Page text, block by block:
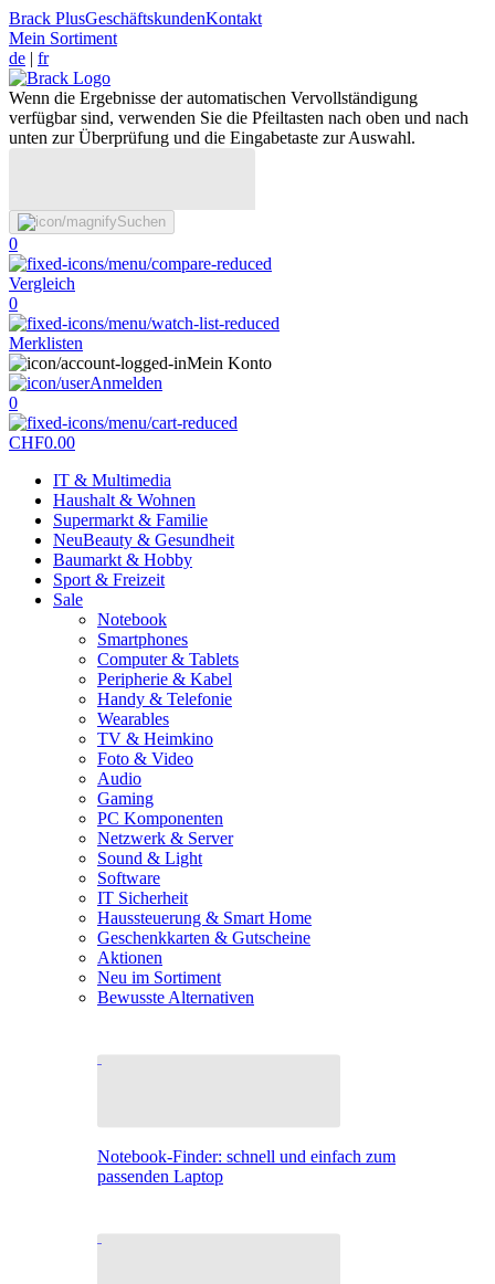
Brack PlusGeschäftskundenKontakt
Mein Sortiment
de | fr
Wenn die Ergebnisse der automatischen Vervollständigung
verfügbar sind, verwenden Sie die Pfeiltasten nach oben und nach
unten zur Überprüfung und die Eingabetaste zur Auswahl.
Suchen
0
Vergleich
0
Merklisten
Mein Konto
Anmelden
0
CHF0.00
IT & Multimedia
Haushalt & Wohnen
Supermarkt & Familie
NeuBeauty & Gesundheit
Baumarkt & Hobby
Sport & Freizeit
Sale
Notebook
Smartphones
Computer & Tablets
Peripherie & Kabel
Handy & Telefonie
Wearables
TV & Heimkino
Foto & Video
Audio
Gaming
PC Komponenten
Netzwerk & Server
Sound & Light
Software
IT Sicherheit
Haussteuerung & Smart Home
Geschenkkarten & Gutscheine
Aktionen
Neu im Sortiment
Bewusste Alternativen
Notebook-Finder: schnell und einfach zum
passenden Laptop